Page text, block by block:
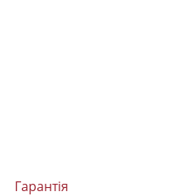
Гарантія